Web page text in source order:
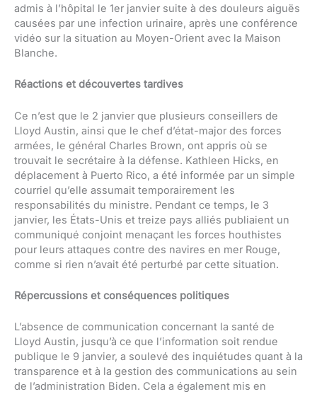
admis à l’hôpital le 1er janvier suite à des douleurs aiguës
causées par une infection urinaire, après une conférence
vidéo sur la situation au Moyen-Orient avec la Maison
Blanche.
Réactions et découvertes tardives
Ce n’est que le 2 janvier que plusieurs conseillers de
Lloyd Austin, ainsi que le chef d’état-major des forces
armées, le général Charles Brown, ont appris où se
trouvait le secrétaire à la défense. Kathleen Hicks, en
déplacement à Puerto Rico, a été informée par un simple
courriel qu’elle assumait temporairement les
responsabilités du ministre. Pendant ce temps, le 3
janvier, les États-Unis et treize pays alliés publiaient un
communiqué conjoint menaçant les forces houthistes
pour leurs attaques contre des navires en mer Rouge,
comme si rien n’avait été perturbé par cette situation.
Répercussions et conséquences politiques
L’absence de communication concernant la santé de
Lloyd Austin, jusqu’à ce que l’information soit rendue
publique le 9 janvier, a soulevé des inquiétudes quant à la
transparence et à la gestion des communications au sein
de l’administration Biden. Cela a également mis en